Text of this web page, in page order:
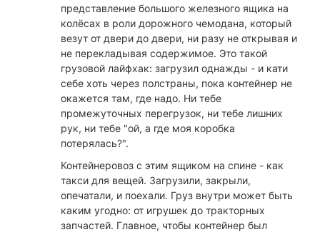
представление большого железного ящика на
колёсах в роли дорожного чемодана, который
везут от двери до двери, ни разу не открывая и
не перекладывая содержимое. Это такой
грузовой лайфхак: загрузил однажды - и кати
себе хоть через полстраны, пока контейнер не
окажется там, где надо. Ни тебе
промежуточных перегрузок, ни тебе лишних
рук, ни тебе "ой, а где моя коробка
потерялась?".
Контейнеровоз с этим ящиком на спине - как
такси для вещей. Загрузили, закрыли,
опечатали, и поехали. Груз внутри может быть
каким угодно: от игрушек до тракторных
запчастей. Главное, чтобы контейнер был